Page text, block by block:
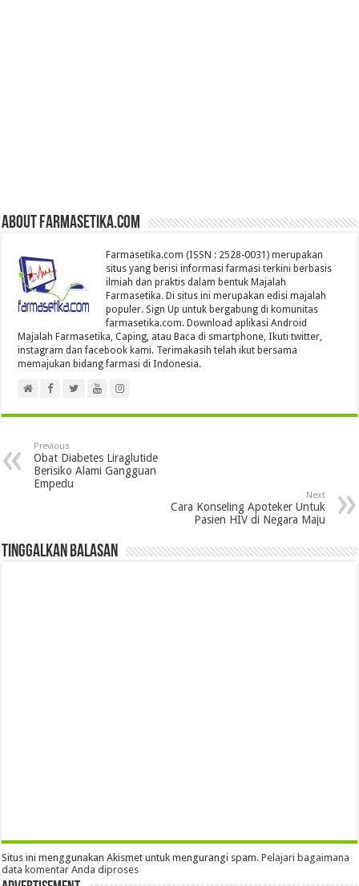
About farmasetika.com
Farmasetika.com (ISSN : 2528-0031) merupakan
situs yang berisi informasi farmasi terkini berbasis
ilmiah dan praktis dalam bentuk Majalah
Farmasetika. Di situs ini merupakan edisi majalah
populer. Sign Up untuk bergabung di komunitas
farmasetika.com. Download aplikasi Android
Majalah Farmasetika, Caping, atau Baca di smartphone, Ikuti twitter,
instagram dan facebook kami. Terimakasih telah ikut bersama
memajukan bidang farmasi di Indonesia.
Previous
Obat Diabetes Liraglutide
Berisiko Alami Gangguan
Empedu
Next
Cara Konseling Apoteker Untuk
Pasien HIV di Negara Maju
Tinggalkan Balasan
Situs ini menggunakan Akismet untuk mengurangi spam.Pelajari bagaimana
data komentar Anda diproses